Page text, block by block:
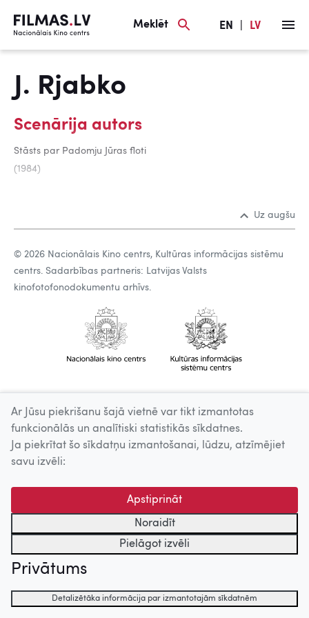
Meklēt EN LV
J. Rjabko
Scenārija autors
Stāsts par Padomju Jūras floti
(1984)
Uz augšu
© 2026 Nacionālais Kino centrs, Kultūras informācijas sistēmu
centrs. Sadarbības partneris: Latvijas Valsts
kinofotofonodokumentu arhīvs.
Ar Jūsu piekrišanu šajā vietnē var tikt izmantotas
funkcionālās un analītiski statistikās sīkdatnes.
Ja piekrītat šo sīkdatņu izmantošanai, lūdzu, atzīmējiet
savu izvēli:
Apstiprināt
Noraidīt
Pielāgot izvēli
Privātums
Detalizētāka informācija par izmantotajām sīkdatnēm